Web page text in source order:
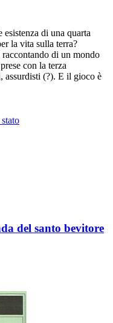
di una quarta
la vita sulla terra?
di un mondo
con la terza
assurdisti (?). E il gioco è
del santo bevitore